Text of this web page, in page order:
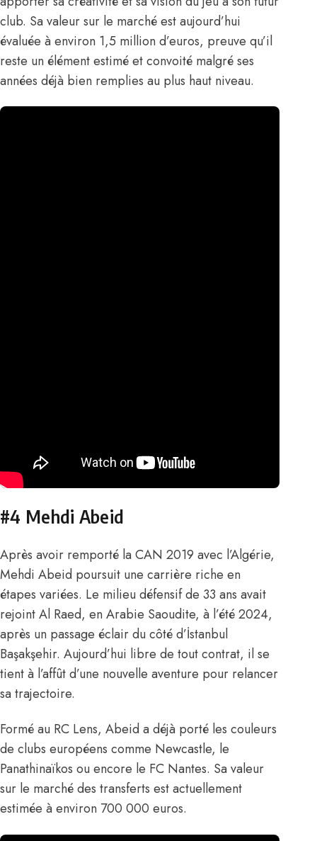
club. Sa valeur sur le marché est aujourd’hui
évaluée à environ 1,5 million d’euros, preuve qu’il
reste un élément estimé et convoité malgré ses
années déjà bien remplies au plus haut niveau.
#4 Mehdi Abeid
Après avoir remporté la CAN 2019 avec l’Algérie,
Mehdi Abeid poursuit une carrière riche en
étapes variées. Le milieu défensif de 33 ans avait
rejoint Al Raed, en Arabie Saoudite, à l’été 2024,
après un passage éclair du côté d’İstanbul
Başakşehir. Aujourd’hui libre de tout contrat, il se
tient à l’affût d’une nouvelle aventure pour relancer
sa trajectoire.
Formé au RC Lens, Abeid a déjà porté les couleurs
de clubs européens comme Newcastle, le
Panathinaïkos ou encore le FC Nantes. Sa valeur
sur le marché des transferts est actuellement
estimée à environ 700 000 euros.